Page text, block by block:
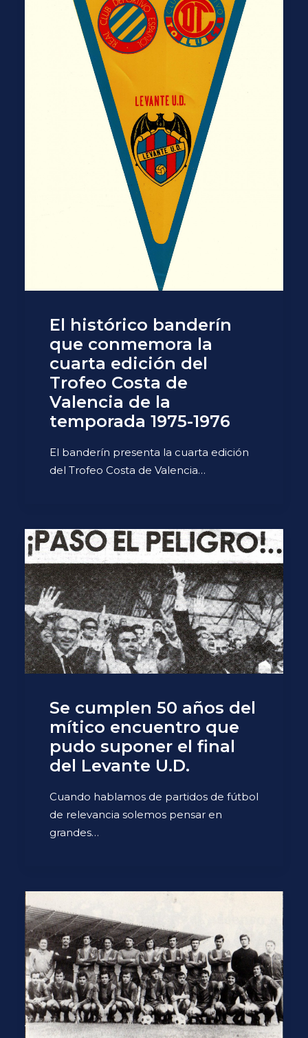
El histórico banderín
que conmemora la
cuarta edición del
Trofeo Costa de
Valencia de la
temporada 1975-1976
El banderín presenta la cuarta edición
del Trofeo Costa de Valencia…
Se cumplen 50 años del
mítico encuentro que
pudo suponer el final
del Levante U.D.
Cuando hablamos de partidos de fútbol
de relevancia solemos pensar en
grandes…